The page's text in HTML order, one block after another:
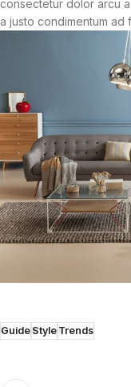
consectetur dolor arcu
a justo condimentum ad
GuideStyleTrends